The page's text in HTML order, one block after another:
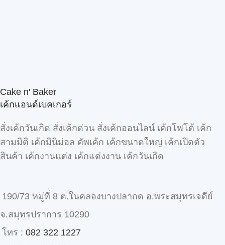
Cake n' Baker
เค้กแอนด์เบคเกอร์
สั่งเค้กวันเกิด สั่งเค้กด่วน สั่งเค้กออนไลน์ เค้กโฟโต้ เค้ก
สามมิติ เค้กมินิม่อล คัพเค้ก เค้กขนาดใหญ่ เค้กเปิดตัว
สินค้า เค้กงานแต่ง เค้กแต่งงาน เค้กวันเกิด
190/73 หมู่ที่ 8 ต.ในคลองบางปลากด อ.พระสมุทรเจดีย์
จ.สมุทรปราการ 10290
โทร : 082 322 1227